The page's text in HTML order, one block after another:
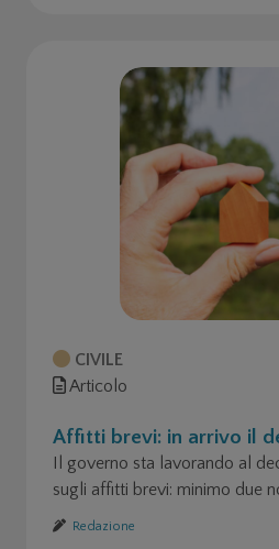
CIVILE
Articolo
Affitti brevi: in arrivo il
Il governo sta lavorando al
sugli affitti brevi: minimo due
albergo.
Redazione